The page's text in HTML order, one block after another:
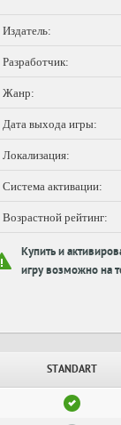
Издатель:
Разработчик:
Жанр:
Дата выхода игры:
Локализация:
Система активации:
Возрастной рейтинг:
Купить и
игру возможно на
STANDART